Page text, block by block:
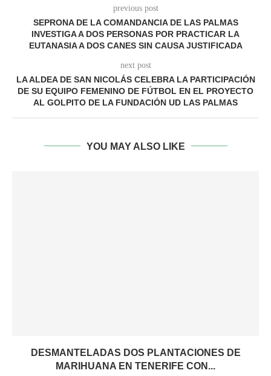
previous post
SEPRONA DE LA COMANDANCIA DE LAS PALMAS
INVESTIGA A DOS PERSONAS POR PRACTICAR LA
EUTANASIA A DOS CANES SIN CAUSA JUSTIFICADA
next post
LA ALDEA DE SAN NICOLÁS CELEBRA LA PARTICIPACIÓN
DE SU EQUIPO FEMENINO DE FÚTBOL EN EL PROYECTO
AL GOLPITO DE LA FUNDACIÓN UD LAS PALMAS
YOU MAY ALSO LIKE
DESMANTELADAS DOS PLANTACIONES DE
MARIHUANA EN TENERIFE CON...